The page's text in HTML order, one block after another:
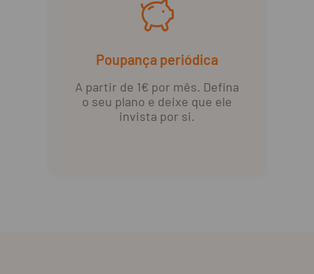
Poupança periódica
A partir de 1€ por mês. Defina
o seu plano e deixe que ele
invista por si.